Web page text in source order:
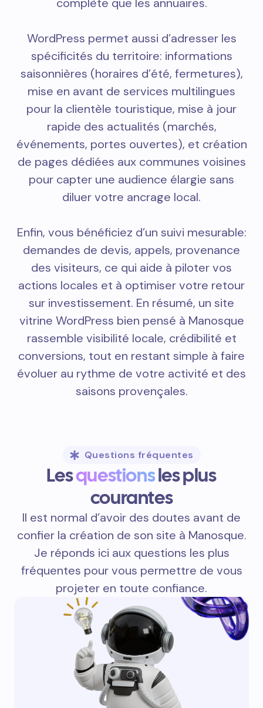
WordPress permet aussi d’adresser les
spécificités du territoire: informations
saisonnières (horaires d’été, fermetures),
mise en avant de services multilingues
pour la clientèle touristique, mise à jour
rapide des actualités (marchés,
événements, portes ouvertes), et création
de pages dédiées aux communes voisines
pour capter une audience élargie sans
diluer votre ancrage local.
Enfin, vous bénéficiez d’un suivi mesurable:
demandes de devis, appels, provenance
des visiteurs, ce qui aide à piloter vos
actions locales et à optimiser votre retour
sur investissement. En résumé, un site
vitrine WordPress bien pensé à Manosque
rassemble visibilité locale, crédibilité et
conversions, tout en restant simple à faire
évoluer au rythme de votre activité et des
saisons provençales.
Questions fréquentes
Lesquestionsles plus
courantes
Il est normal d’avoir des doutes avant de
confier la création de son site à Manosque.
Je réponds ici aux questions les plus
fréquentes pour vous permettre de vous
projeter en toute confiance.